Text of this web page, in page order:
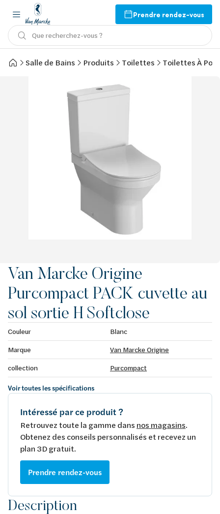
Prendre rendez-vous
Que recherchez-vous ?
Salle de Bains Produits Toilettes Toilettes À
Van Marcke Origine
Purcompact PACK cuvette au
sol sortie H Softclose
Couleur
Blanc
Marque
Van Marcke Origine
collection
Purcompact
Voir toutes les spécifications
Intéressé par ce produit ?
Retrouvez toute la gamme dans nos magasins.
Obtenez des conseils personnalisés et recevez un
plan 3D gratuit.
Prendre rendez-vous
Description